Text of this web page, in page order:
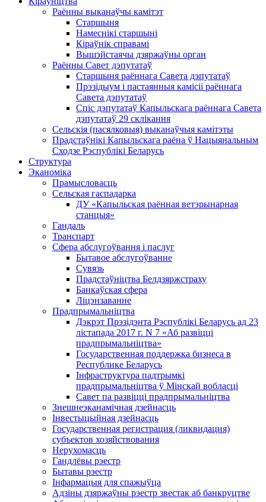
Раённы выканаўчы камітэт
Старшыня
Намеснікі старшыні
Кіраўнік справамі
Вышэйстаячы дзяржаўны орган
Раённы Савет дэпутатаў
Старшыня раённага Савета дэпутатаў
Прэзідыум і пастаянныя камісіі раённага
Савета дэпутатаў
Спіс дэпутатаў Капыльскага раённага Савета
дэпутатаў 29 склікання
Сельскія (пасялковыя) выканаўчыя камітэты
Прадстаўнікі Капыльскага раёна ў Нацыянальным
Сходзе Рэспублікі Беларусь
Структура
Эканоміка
Прамысловасць
Сельская гаспадарка
ДУ «Капыльская раённая ветэрынарная
станцыя»
Гандаль
Транспарт
Сфера абслугоўвання і паслуг
Бытавое абслугоўванне
Сувязь
Прадстаўніцтва Белдзяржстраху
Банкаўская сфера
Ліцэнзаванне
Прадпрымальніцтва
Дэкрэт Прэзідэнта Рэспублікі Беларусь ад 23
лістапада 2017 г. N 7 «Аб развіцці
прадпрымальніцтва»
Государственная поддержка бизнеса в
Республике Беларусь
Інфраструктура падтрымкі
прадпрымальніцтва ў Мінскай вобласці
Савет па развіцці прадпрымальніцтва
Знешнеэканамічная дзейнасць
Інвестыцыйная дзейнасць
Государственная регистрация (ликвидация)
субъектов хозяйствования
Нерухомасць
Гандлёвы рэестр
Бытавы рэестр
Інфармацыя для спажыўца
Адзіны дзяржаўны рэестр звестак аб банкруцтве